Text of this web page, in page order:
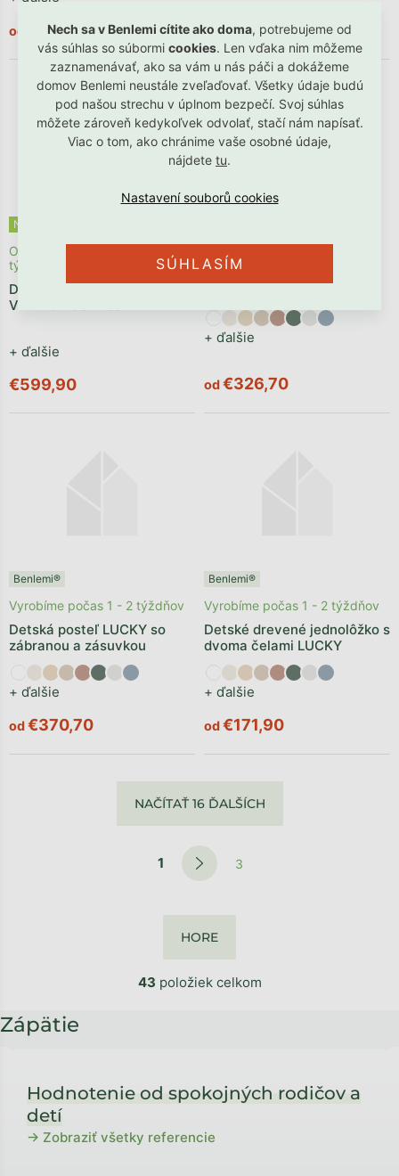
Nech sa v Benlemi cítite ako doma, potrebujeme od
vás súhlas so súbormi cookies. Len vďaka nim môžeme
zaznamenávať, ako sa vám u nás páči a dokážeme
domov Benlemi neustále zveľaďovať. Všetky údaje budú
pod našou strechu v úplnom bezpečí. Svoj súhlas
môžete zároveň kedykoľvek odvolať, stačí nám napísať.
Viac o tom, ako chránime vaše osobné údaje,
nájdete tu.
SÚHLASÍM
od €202,90 od€153,90
Novinka
Detská jednolôžková posteľ
VINTAGE 90x200
+ ďalšie
Odosielame počas 4 - 6
týždňov
€599,90
Detská posteľ LUCKY so
+ ďalšie
od€326,70
Benlemi®
Detská posteľ LUCKY so
zábranou a zásuvkou
+ ďalšie
Vyrobíme počas 1 - 2 týždňov
od€370,70
Benlemi®
Detské drevené jednolôžko s
dvoma čelami LUCKY
+ ďalšie
Vyrobíme počas 1 - 2 týždňov
od€171,90
NAČÍTAŤ 16 ĎALŠÍCH
1 3
43 položiek celkom
HORE
Zápätie
Hodnotenie od spokojných rodičov a
detí
→ Zobraziť všetky referencie